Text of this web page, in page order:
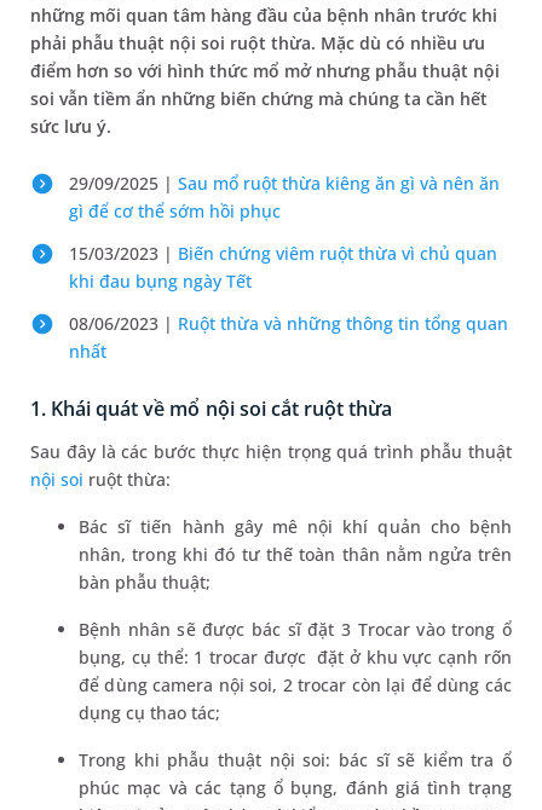
những mối quan tâm hàng đầu của bệnh nhân trước khi
phải phẫu thuật nội soi ruột thừa. Mặc dù có nhiều ưu
điểm hơn so với hình thức mổ mở nhưng phẫu thuật nội
soi vẫn tiềm ẩn những biến chứng mà chúng ta cần hết
sức lưu ý.
29/09/2025 | Sau mổ ruột thừa kiêng ăn gì và nên ăn
gì để cơ thể sớm hồi phục
15/03/2023 | Biến chứng viêm ruột thừa vì chủ quan
khi đau bụng ngày Tết
08/06/2023 | Ruột thừa và những thông tin tổng quan
nhất
1. Khái quát về mổ nội soi cắt ruột thừa
Sau đây là các bước thực hiện trọng quá trình phẫu thuật
nội soi ruột thừa:
Bác sĩ tiến hành gây mê nội khí quản cho bệnh
nhân, trong khi đó tư thế toàn thân nằm ngửa trên
bàn phẫu thuật;
Bệnh nhân sẽ được bác sĩ đặt 3 Trocar vào trong ổ
bụng, cụ thể: 1 trocar được đặt ở khu vực cạnh rốn
để dùng camera nội soi, 2 trocar còn lại để dùng các
dụng cụ thao tác;
Trong khi phẫu thuật nội soi: bác sĩ sẽ kiểm tra ổ
phúc mạc và các tạng ổ bụng, đánh giá tình trạng